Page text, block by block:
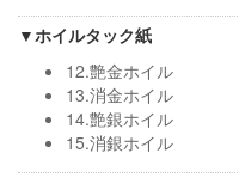
▼ホイルタック紙
12.艶金ホイル
13.消金ホイル
14.艶銀ホイル
15.消銀ホイル